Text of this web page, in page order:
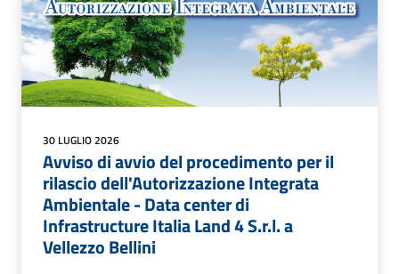
30 LUGLIO 2026
Avviso di avvio del procedimento per il
rilascio dell'Autorizzazione Integrata
Ambientale - Data center di
Infrastructure Italia Land 4 S.r.l. a
Vellezzo Bellini